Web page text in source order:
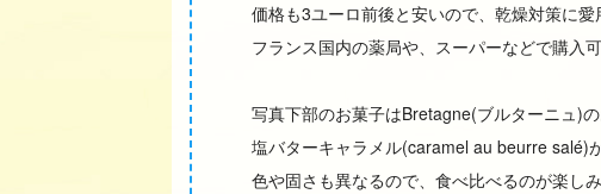
価格も3ユーロ前後と安いので、乾燥対策に愛
フランス国内の薬局や、スーパーなどで購入可
写真下部のお菓子はBretagne(ブルターニュ)の
塩バターキャラメル(caramel au beurre salé)
色や固さも異なるので、食べ比べるのが楽しみ